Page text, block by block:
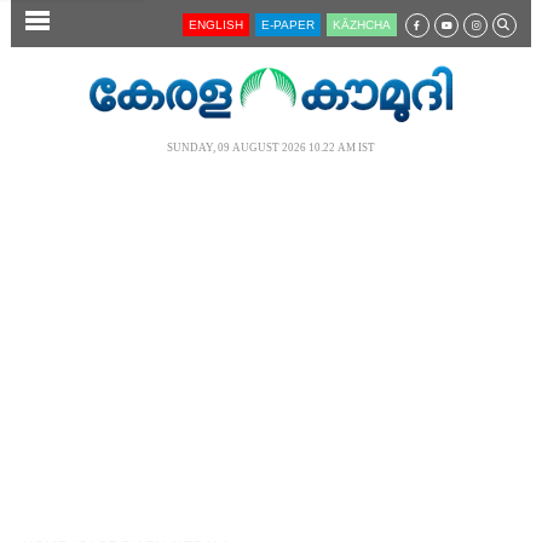
SECTIONS ENGLISH E-PAPER KĀZHCHA
SUNDAY, 09 AUGUST 2026 10.22 AM IST